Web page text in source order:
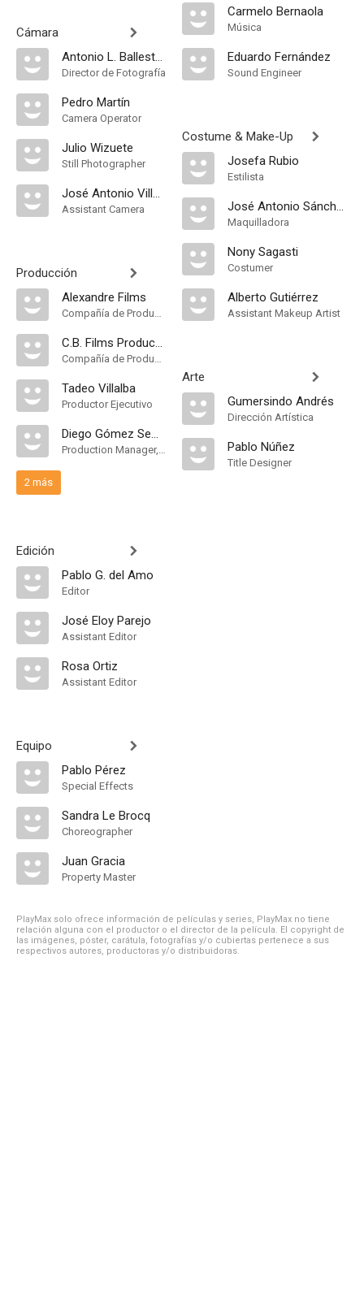
Cámara
Antonio L. Ballesteros
Director de Fotografía
Pedro Martín
Camera Operator
Julio Wizuete
Still Photographer
José Antonio Villalba
Assistant Camera
Producción
Alexandre Films
Compañía de Produccion
C.B. Films Producción S.A
Compañía de Produccion
Tadeo Villalba
Productor Ejecutivo
Diego Gómez Sempere
Production Manager, Line Producer
2 más
Edición
Pablo G. del Amo
Editor
José Eloy Parejo
Assistant Editor
Rosa Ortiz
Assistant Editor
Equipo
Pablo Pérez
Special Effects
Sandra Le Brocq
Choreographer
Juan Gracia
Property Master
Carmelo Bernaola
Música
Eduardo Fernández
Sound Engineer
Costume & Make-Up
Josefa Rubio
Estilista
José Antonio Sánchez
Maquilladora
Nony Sagasti
Costumer
Alberto Gutiérrez
Assistant Makeup Artist
Arte
Gumersindo Andrés
Dirección Artística
Pablo Núñez
Title Designer
PlayMax solo ofrece información de películas y series, PlayMax no tiene
relación alguna con el productor o el director de la película. El copyright de
las imágenes, póster, carátula, fotografías y/o cubiertas pertenece a sus
respectivos autores, productoras y/o distribuidoras.